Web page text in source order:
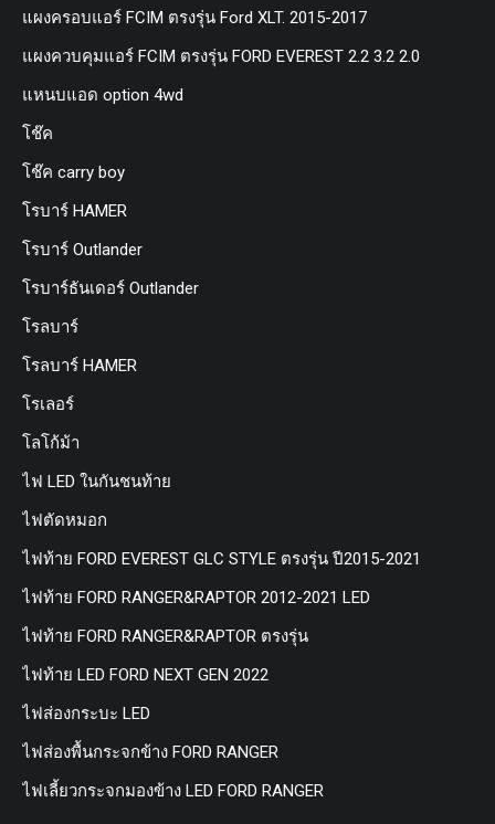
แผงครอบแอร์ FCIM ตรงรุ่น Ford XLT. 2015-2017
แผงควบคุมแอร์ FCIM ตรงรุ่น FORD EVEREST 2.2 3.2 2.0
แหนบแอด option 4wd
โช๊ค
โช๊ค carry boy
โรบาร์ HAMER
โรบาร์ Outlander
โรบาร์ธันเดอร์ Outlander
โรลบาร์
โรลบาร์ HAMER
โรเลอร์
โลโก้ม้า
ไฟ LED ในกันชนท้าย
ไฟตัดหมอก
ไฟท้าย FORD EVEREST GLC STYLE ตรงรุ่น ปี2015-2021
ไฟท้าย FORD RANGER&RAPTOR 2012-2021 LED
ไฟท้าย FORD RANGER&RAPTOR ตรงรุ่น
ไฟท้าย LED FORD NEXT GEN 2022
ไฟส่องกระบะ LED
ไฟส่องพื้นกระจกข้าง FORD RANGER
ไฟเลี้ยวกระจกมองข้าง LED FORD RANGER